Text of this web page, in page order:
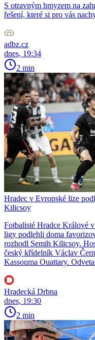
S otravným hmyzem na
řešení, které si pro vás
adbz.cz
dnes, 19:34
2 min
Hradec v Evropské lize
Kilicsoy
Fotbalisté Hradce Králové
ligy podlehli doma
rozhodl Semih Kilicsoy.
český křídelník Václav
Kassouma Ouattary.
Hradecká Drbna
dnes, 19:30
2 min